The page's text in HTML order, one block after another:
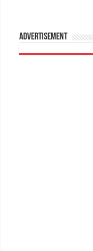
Advertisement